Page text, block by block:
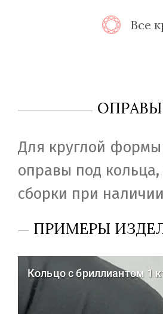
Все
Для круглой формы
оправы под кольца,
сборки при
ПРИМЕРЫ